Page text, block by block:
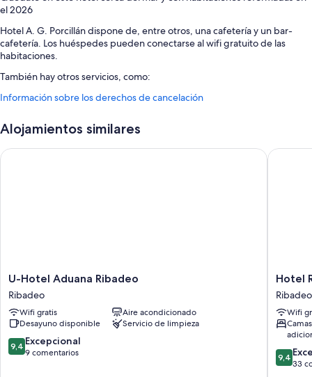
el 2026
Hotel A. G. Porcillán dispone de, entre otros, una cafetería y un bar-
cafetería. Los huéspedes pueden conectarse al wifi gratuito de las
habitaciones.
También hay otros servicios, como:
Desayuno a la carta (de pago), un servicio de transporte desde y
Asistencia turística y para la compra de entradas, espacios sin humos
los siguientes:
Baños con artículos de higiene personal gratuitos y secadores de
pelo
Televisiones LCD de 32 pulgadas con canales digitales
Armarios o roperos, calefacción y servicio de limpieza diario
Información sobre los derechos de cancelación
Alojamientos similares
U-
Hotel
Aduana
Ribadeo
Ribadeo
U-Hotel Aduana Ribadeo
Ribadeo
Wifi gratis
Aire acondicionado
Desayuno disponible
Servicio de limpieza
9.4
sobre
9,4 Excepcional
9 comentarios
U-Hotel Aduana Ribadeo
Hotel
Ros
Mary
Ribadeo
Hotel
Ribadeo
Wifi
9.4
sobre
9,4
33
Hotel